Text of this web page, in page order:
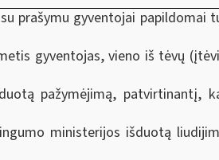
prašymu gyventojai papildomai
gyventojas, vieno iš tėvų
pažymėjimą, patvirtinantį,
ministerijos išduotą